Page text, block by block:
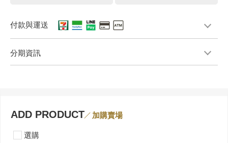
付款與運送
分期資訊
ADD PRODUCT 加購賣場
選購